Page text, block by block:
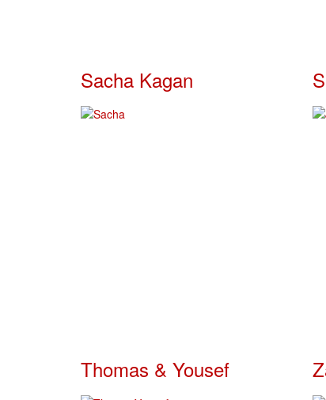
Sacha Kagan
Thomas & Yousef